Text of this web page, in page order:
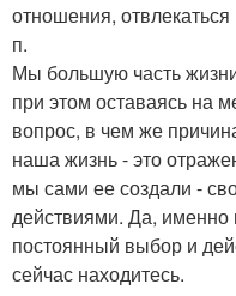
отношения,
п.
Мы большую часть
при этом оставаясь на
вопрос, в чем же
наша жизнь - это
мы сами ее создали -
действиями. Да,
постоянный выбор и
сейчас находитесь.